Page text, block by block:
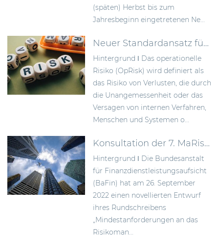
(späten) Herbst bis zum
Jahresbeginn eingetretenen Ne...
Neuer Standardansatz für operationelle Risiken gem. CRR III
Hintergrund ǀ Das operationelle
Risiko (OpRisk) wird definiert als
das Risiko von Verlusten, die durch
die Unangemessenheit oder das
Versagen von internen Verfahren,
Menschen und Systemen o...
Konsultation der 7. MaRisk-Novelle
Hintergrund ǀ Die Bundesanstalt
für Finanzdienstleistungsaufsicht
(BaFin) hat am 26. September
2022 einen novellierten Entwurf
ihres Rundschreibens
„Mindestanforderungen an das
Risikoman...